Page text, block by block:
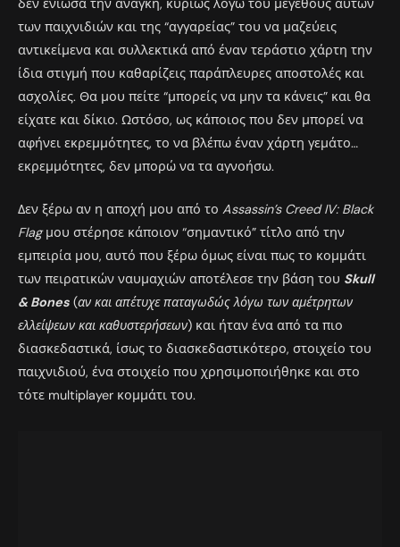
δεν ένιωσα την ανάγκη, κυρίως λόγω του μεγέθους αυτών
των παιχνιδιών και της “αγγαρείας” του να μαζεύεις
αντικείμενα και συλλεκτικά από έναν τεράστιο χάρτη την
ίδια στιγμή που καθαρίζεις παράπλευρες αποστολές και
ασχολίες. Θα μου πείτε “μπορείς να μην τα κάνεις” και θα
είχατε και δίκιο. Ωστόσο, ως κάποιος που δεν μπορεί να
αφήνει εκρεμμότητες, το να βλέπω έναν χάρτη γεμάτο…
εκρεμμότητες, δεν μπορώ να τα αγνοήσω.
Δεν ξέρω αν η αποχή μου από το Assassin’s Creed IV: Black
Flagμου στέρησε κάποιον “σημαντικό” τίτλο από την
εμπειρία μου, αυτό που ξέρω όμως είναι πως το κομμάτι
των πειρατικών ναυμαχιών αποτέλεσε την βάση του Skull
& Bones (αν και απέτυχε παταγωδώς λόγω των αμέτρητων
ελλείψεων και καθυστερήσεων) και ήταν ένα από τα πιο
διασκεδαστικά, ίσως το διασκεδαστικότερο, στοιχείο του
παιχνιδιού, ένα στοιχείο που χρησιμοποιήθηκε και στο
τότε multiplayer κομμάτι του.